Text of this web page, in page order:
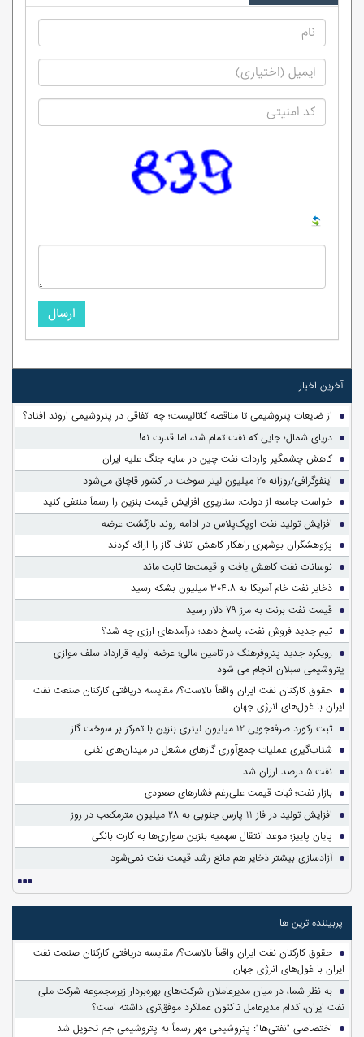
ارسال
آخرین اخبار
از ضایعات پتروشیمی تا مناقصه کاتالیست؛ چه اتفاقی در پتروشیمی اروند افتاد؟
دریای شمال؛ جایی که نفت تمام شد، اما قدرت نه!
کاهش چشمگیر واردات نفت چین در سایه جنگ علیه ایران
اینفوگرافی/روزانه ۲۰ میلیون لیتر سوخت در کشور قاچاق می‌شود
خواست جامعه از دولت: سناریوی افزایش قیمت بنزین را رسماً منتفی کنید
افزایش تولید نفت اوپک‌پلاس در ادامه روند بازگشت عرضه
پژوهشگران بوشهری راهکار کاهش اتلاف گاز را ارائه کردند
نوسانات نفت کاهش یافت و قیمت‌ها ثابت ماند
ذخایر نفت خام آمریکا به ۳۰۴.۸ میلیون بشکه رسید
قیمت نفت برنت به مرز ۷۹ دلار رسید
تیم جدید فروش نفت، پاسخ دهد؛ درآمدهای ارزی چه شد؟
رویکرد جدید پتروفرهنگ در تامین مالی؛ عرضه اولیه قرارداد سلف موازی
پتروشیمی سبلان انجام می شود
حقوق کارکنان نفت ایران واقعاً بالاست؟/ مقایسه دریافتی کارکنان صنعت نفت
ایران با غول‌های انرژی جهان
ثبت رکورد صرفه‌جویی ۱۲ میلیون لیتری بنزین با تمرکز بر سوخت گاز
شتاب‌گیری عملیات جمع‌آوری گازهای مشعل در میدان‌های نفتی
نفت ۵ درصد ارزان شد
بازار نفت؛ ثبات قیمت علی‌رغم فشارهای صعودی
افزایش تولید در فاز ۱۱ پارس جنوبی به ۲۸ میلیون مترمکعب در روز
پایان پاییز؛ موعد انتقال سهمیه بنزین سواری‌ها به کارت بانکی
آزادسازی بیشتر ذخایر هم مانع رشد قیمت نفت نمی‌شود
پربیننده ترین ها
حقوق کارکنان نفت ایران واقعاً بالاست؟/ مقایسه دریافتی کارکنان صنعت نفت
ایران با غول‌های انرژی جهان
به نظر شما، در میان مدیرعاملان شرکت‌های بهره‌بردار زیرمجموعه شرکت ملی
نفت ایران، کدام مدیرعامل تاکنون عملکرد موفق‌تری داشته است؟
اختصاصی "نفتی‌ها": پتروشیمی مهر رسماً به پتروشیمی جم تحویل شد